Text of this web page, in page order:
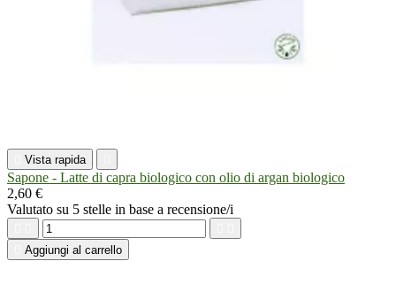
Vista rapida
Sapone - Latte di capra biologico con olio di argan biologico
2,60 €
Valutato su 5 stelle in base a recensione/i
Aggiungi al carrello